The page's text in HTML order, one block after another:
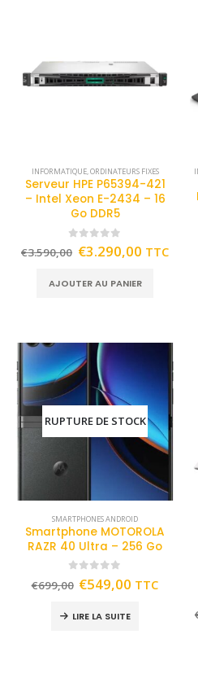
INFORMATIQUE,ORDINATEURS FIXES
Serveur HPE P65394-421
– Intel Xeon E-2434 – 16
Go DDR5
out of 5
€3.590,00 €3.290,00 TTC
AJOUTER AU PANIER
RUPTURE DE STOCK
SMARTPHONES ANDROID
Smartphone MOTOROLA
RAZR 40 Ultra – 256 Go
out of 5
€699,00 €549,00 TTC
LIRE LA SUITE